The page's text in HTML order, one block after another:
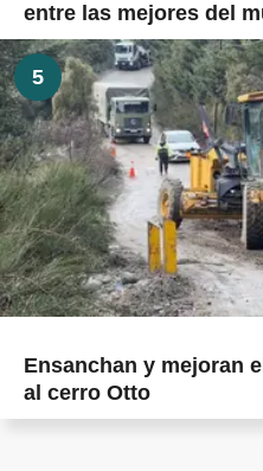
entre las mejores del
5
Ensanchan y mejoran
al cerro Otto